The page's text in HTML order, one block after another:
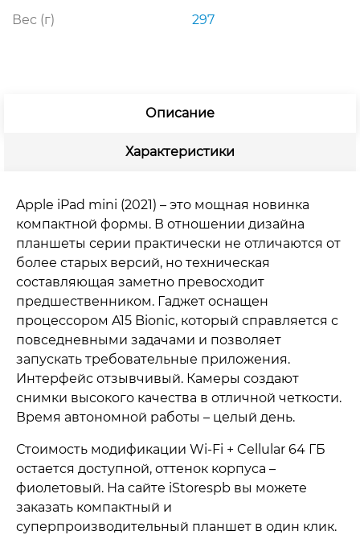
Вес (г) 297
Описание
Характеристики
Apple iPad mini (2021) – это мощная новинка
компактной формы. В отношении дизайна
планшеты серии практически не отличаются от
более старых версий, но техническая
составляющая заметно превосходит
предшественником. Гаджет оснащен
процессором A15 Bionic, который справляется с
повседневными задачами и позволяет
запускать требовательные приложения.
Интерфейс отзывчивый. Камеры создают
снимки высокого качества в отличной четкости.
Время автономной работы – целый день.
Стоимость модификации Wi-Fi + Cellular 64 ГБ
остается доступной, оттенок корпуса –
фиолетовый. На сайте iStorespb вы можете
заказать компактный и
суперпроизводительный планшет в один клик.